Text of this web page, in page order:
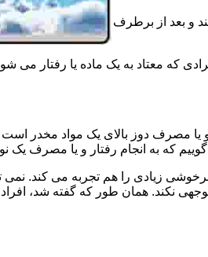
و بعد از برطرف
معتاد به یک ماده یا رفتار می
مصرف دوز بالای یک مواد مخدر
که به انجام رفتار و یا مصرف یک نوع
زیادی را هم تجربه می کند. نمی
همان طور که گفته شد، افراد می